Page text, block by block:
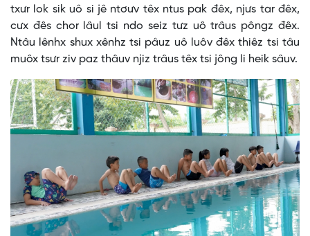
txưr lok sik uô si jê ntơưv têx ntus pak đêx, njưs tar đêx,
cưx đês chor lâul tsi ndo seiz tưz uô trâus pôngz đêx.
Ntâu lênhx shux xênhz tsi pâuz uô luôv đêx thiêz tsi tâu
muôx tsưr ziv paz thâuv njiz trâus têx tsi jông li heik sâuv.